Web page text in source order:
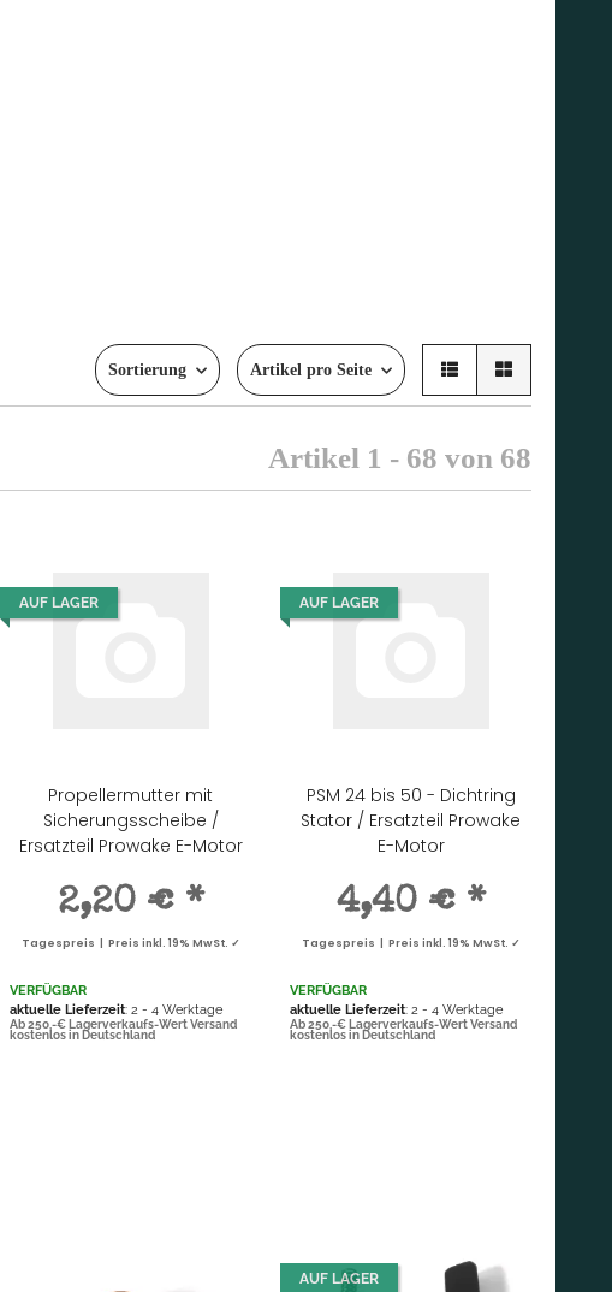
Sortierung Artikel pro Seite
Artikel 1 - 68 von 68
AUF LAGER
Propellermutter mit
Sicherungsscheibe /
Ersatzteil Prowake E-Motor
2,20 € *
Tagespreis | Preis inkl. 19% MwSt. ✓
VERFÜGBAR
aktuelle Lieferzeit: 2 - 4 Werktage
Ab 250,-€ Lagerverkaufs-Wert Versand
kostenlos in Deutschland
AUF LAGER
PSM 24 bis 50 - Dichtring
Stator / Ersatzteil Prowake
E-Motor
4,40 € *
Tagespreis | Preis inkl. 19% MwSt. ✓
VERFÜGBAR
aktuelle Lieferzeit: 2 - 4 Werktage
Ab 250,-€ Lagerverkaufs-Wert Versand
kostenlos in Deutschland
AUF LAGER
| Preis